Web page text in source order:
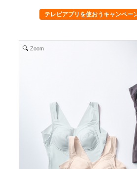
テレビアプリを使おうキャンペー
Zoom